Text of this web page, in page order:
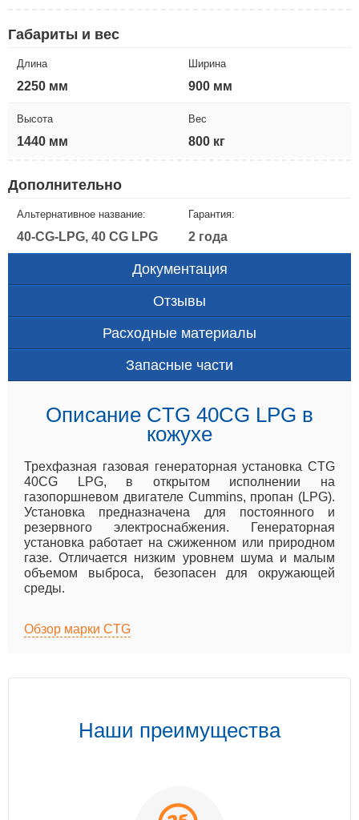
Габариты и вес
Длина
2250 мм
Ширина
900 мм
Высота
1440 мм
Вес
800 кг
Дополнительно
Альтернативное название:
40-CG-LPG, 40 CG LPG
Гарантия:
2 года
Документация
Отзывы
Расходные материалы
Запасные части
Описание CTG 40CG LPG в
кожухе
Трехфазная газовая генераторная установка CTG
40CG LPG, в открытом исполнении на
газопоршневом двигателе Cummins, пропан (LPG).
Установка предназначена для постоянного и
резервного электроснабжения. Генераторная
установка работает на сжиженном или природном
газе. Отличается низким уровнем шума и малым
объемом выброса, безопасен для окружающей
среды.
Обзор марки CTG
Наши преимущества